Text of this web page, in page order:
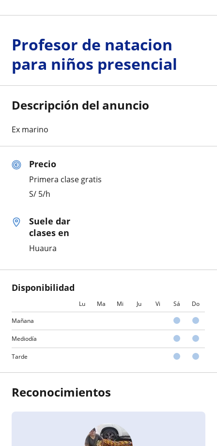
Precio
Primera clase gratis
S/ 5/h
Suele dar
clases en
Huaura
Disponibilidad
Lu Ma Mi Ju Vi Sá Do
Mañana
Mediodía
Tarde
Profesor de natacion
para niños presencial
Descripción del anuncio
Ex marino
Reconocimientos